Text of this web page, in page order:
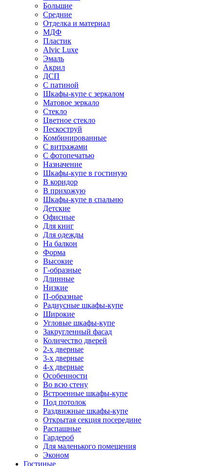
Большие
Средние
Отделка и материал
МДФ
Пластик
Alvic Luxe
Эмаль
Акрил
ДСП
С патиной
Шкафы-купе с зеркалом
Матовое зеркало
Стекло
Цветное стекло
Пескоструй
Комбинированные
С витражами
С фотопечатью
Назначение
Шкафы-купе в гостиную
В коридор
В прихожую
Шкафы-купе в спальню
Детские
Офисные
Для книг
Для одежды
На балкон
Форма
Высокие
Г-образные
Длинные
Низкие
П-образные
Радиусные шкафы-купе
Широкие
Угловые шкафы-купе
Закругленный фасад
Количество дверей
2-х дверные
3-х дверные
4-х дверные
Особенности
Во всю стену
Встроенные шкафы-купе
Под потолок
Раздвижные шкафы-купе
Открытая секция посередине
Распашные
Гардероб
Для маленького помещения
Эконом
Гостиные